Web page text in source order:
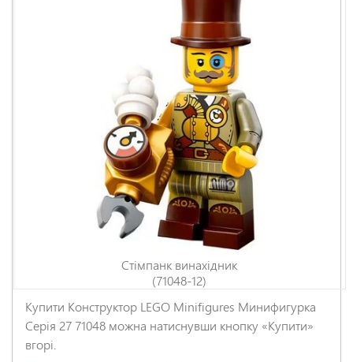
Стімпанк винахідник
(71048-12)
Купити Конструктор LEGO Minifigures Минифигурка
Серія 27 71048 можна натиснувши кнопку «Купити»
вгорі.